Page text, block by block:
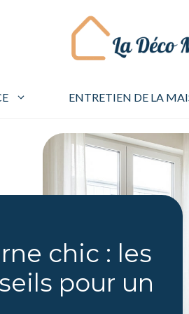
ENTRETIEN DE LA
chic : les
pour un